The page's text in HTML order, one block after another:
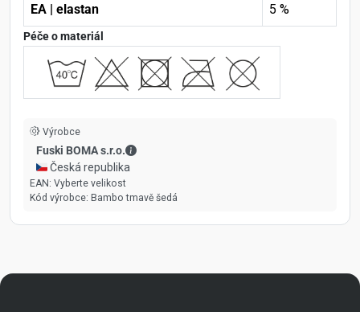
EA | elastan 5 %
Péče o materiál
Výrobce
Fuski BOMA s.r.o.
Fuski BOMA s.r.o. - Kontaktní údaje
🇨🇿 Česká republika
EAN: Vyberte velikost
Kód výrobce: Bambo tmavě šedá